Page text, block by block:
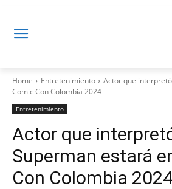
Home Entretenimiento
Actor que
Comic Con Colombia 2024
Entretenimiento
Actor que
Superman estará
Con Colombia 2024